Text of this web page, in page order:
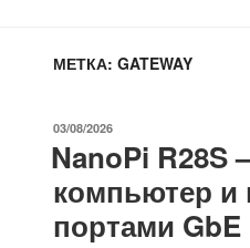
МЕТКА: GATEWAY
ОПУБЛИКОВАНО
03/08/2026
NanoPi
компьютер и
портами